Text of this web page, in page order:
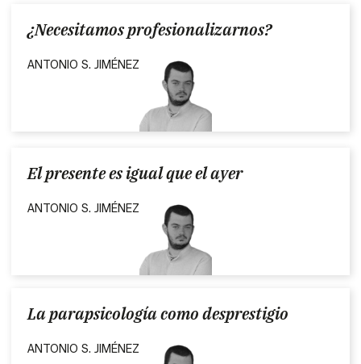
¿Necesitamos profesionalizarnos?
ANTONIO S. JIMÉNEZ
El presente es igual que el ayer
ANTONIO S. JIMÉNEZ
La parapsicología como desprestigio
ANTONIO S. JIMÉNEZ